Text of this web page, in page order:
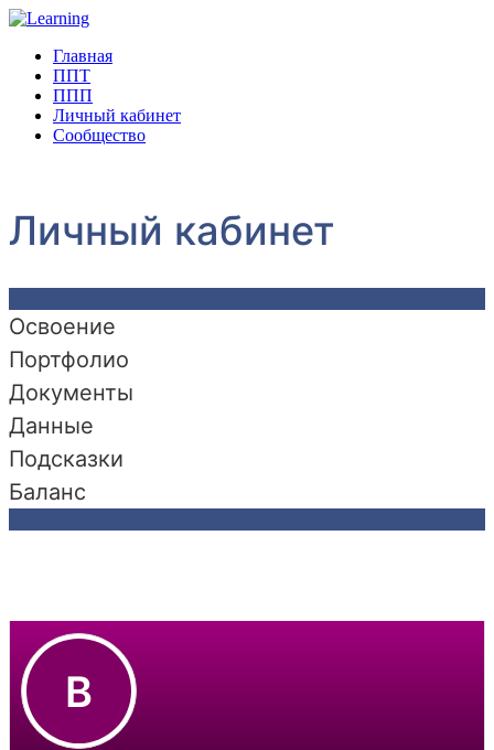
Главная
ППТ
ППП
Личный кабинет
Сообщество
Личный кабинет
Освоение
Портфолио
Документы
Данные
Подсказки
Баланс
В